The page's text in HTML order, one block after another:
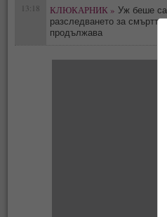
13:18 КЛЮКАРНИК » Уж беше
разследването за
продължава